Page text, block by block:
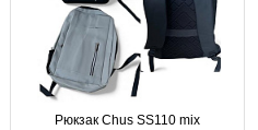
Рюкзак Chus SS110 mix